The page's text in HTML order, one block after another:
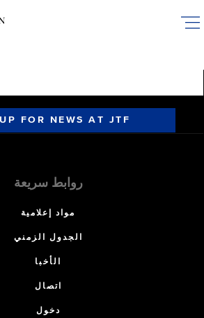
FOR NEWS AT JTF
روابط سريعة
مواد إعلامية
الجدول الزمني
الأخبا
اتصال
دخول